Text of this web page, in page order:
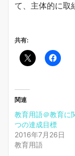
て、主体的に取
共有:
関連
教育用語＠教育に
つの達成目標
2016年7月26日
教育用語